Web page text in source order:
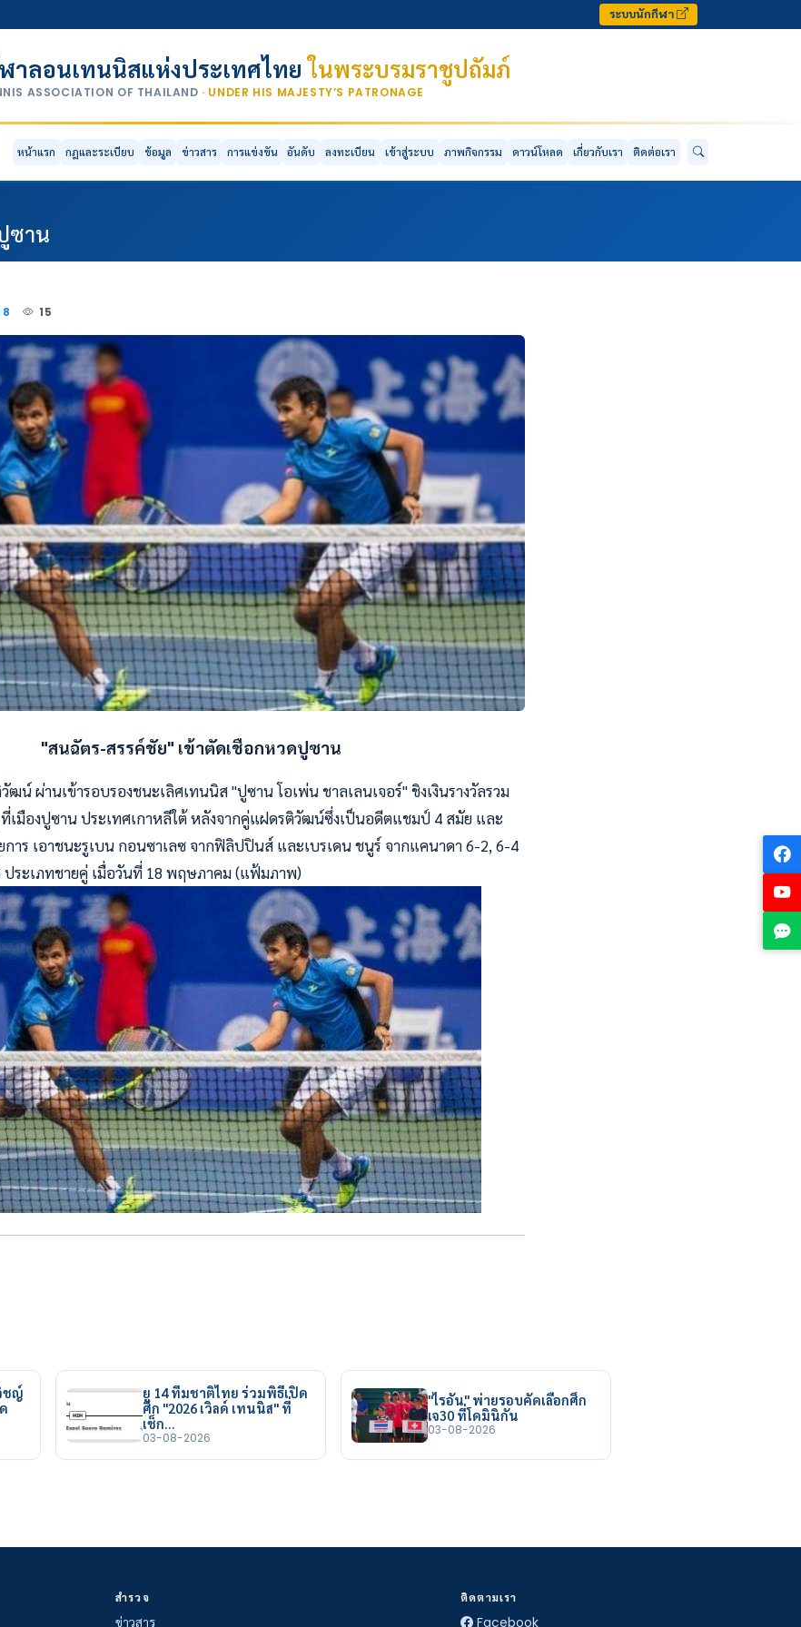
ระบบนักกีฬา
าลอนเทนนิสแห่งประเทศไทยในพระบรมราชูปถัมภ์
ASSOCIATION OF THAILAND · UNDER HIS MAJESTY’S PATRONAGE
หน้าแรก กฎและระเบียบ ข้อมูล ข่าวสาร การแข่งขัน อันดับ ลงทะเบียน เข้าสู่ระบบ ภาพกิจกรรม ดาวน์โหลด เกี่ยวกับเรา ติดต่อเรา
ซาน
15
"สนฉัตร-สรรค์ชัย" เข้าตัดเชือกหวดปูซาน
น์ ผ่านเข้ารอบรองชนะเลิศเทนนิส "ปูซาน โอเพ่น ชาลเลนเจอร์" ชิงเงินรางวัลรวม
เมืองปูซาน ประเทศเกาหลีใต้ หลังจากคู่แฝดรติวัฒน์ซึ่งเป็นอดีตแชมป์ 4 สมัย และ
การ เอาชนะรูเบน กอนซาเลซ จากฟิลิปปินส์ และเบรเดน ชนูร์ จากแคนาดา 6-2, 6-4
ประเภทชายคู่ เมื่อวันที่ 18 พฤษภาคม (แฟ้มภาพ)
ชญ์
ยู 14 ทีมชาติไทย ร่วมพิธีเปิด
ศึก "2026 เวิลด์ เทนนิส" ที่
เช็ก…
03-08-2026
"ไรอัน" พ่ายรอบคัดเลือกศึก
เจ30 ที่โดมินิกัน
03-08-2026
สำรวจ
ข่าวสาร
ติดตามเรา
Facebook